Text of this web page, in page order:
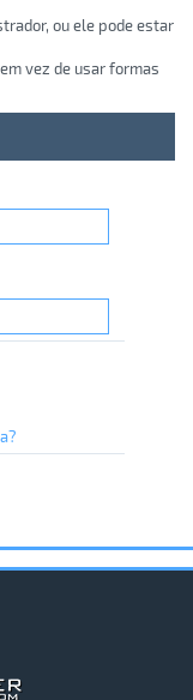
ou ele pode estar
vez de usar formas